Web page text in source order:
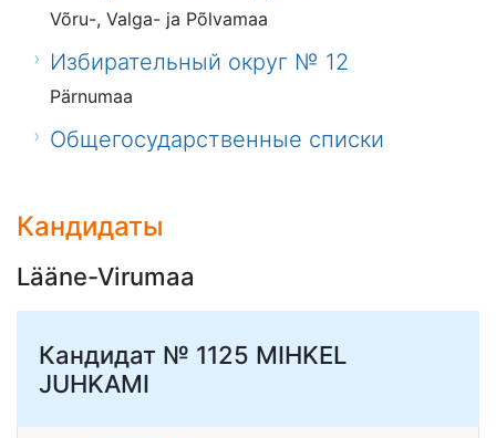
Võru-, Valga- ja Põlvamaa
Избирательный округ № 12
Pärnumaa
Общегосударственные списки
Кандидаты
Lääne-Virumaa
Кандидат № 1125 MIHKEL
JUHKAMI